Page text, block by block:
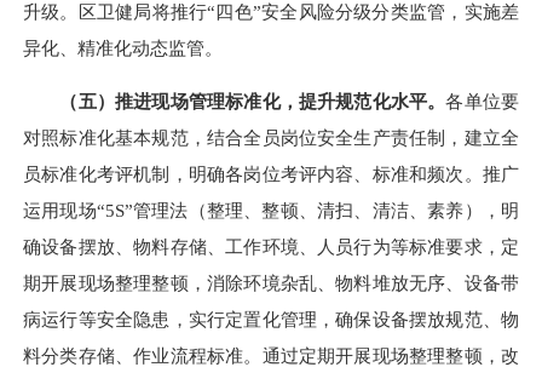
升级。区卫健局将推行“四色”安全风险分级分类监管，实施差
异化、精准化动态监管。
（五）推进现场管理标准化，提升规范化水平。各单位要
对照标准化基本规范，结合全员岗位安全生产责任制，建立全
员标准化考评机制，明确各岗位考评内容、标准和频次。推广
运用现场“5S”管理法（整理、整顿、清扫、清洁、素养），明
确设备摆放、物料存储、工作环境、人员行为等标准要求，定
期开展现场整理整顿，消除环境杂乱、物料堆放无序、设备带
病运行等安全隐患，实行定置化管理，确保设备摆放规范、物
料分类存储、作业流程标准。通过定期开展现场整理整顿，改